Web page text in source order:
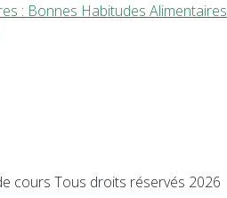
: Bonnes Habitudes Alimentaires
cours Tous droits réservés 2026